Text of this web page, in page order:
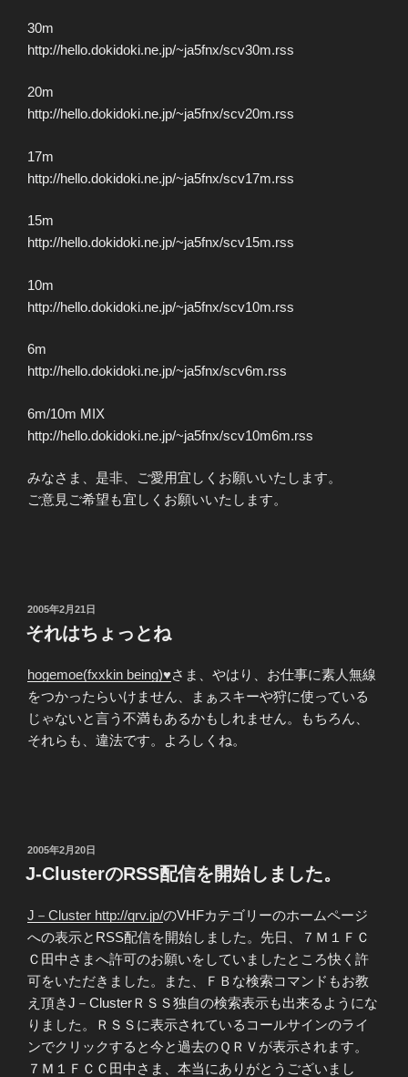
30m
http://hello.dokidoki.ne.jp/~ja5fnx/scv30m.rss
20m
http://hello.dokidoki.ne.jp/~ja5fnx/scv20m.rss
17m
http://hello.dokidoki.ne.jp/~ja5fnx/scv17m.rss
15m
http://hello.dokidoki.ne.jp/~ja5fnx/scv15m.rss
10m
http://hello.dokidoki.ne.jp/~ja5fnx/scv10m.rss
6m
http://hello.dokidoki.ne.jp/~ja5fnx/scv6m.rss
6m/10m MIX
http://hello.dokidoki.ne.jp/~ja5fnx/scv10m6m.rss
みなさま、是非、ご愛用宜しくお願いいたします。
ご意見ご希望も宜しくお願いいたします。
投
稿
日:
2005年2月21日
それはちょっとね
hogemoe(fxxkin being)♥さま、やはり、お仕事に素人無線
をつかったらいけません、まぁスキーや狩に使っている
じゃないと言う不満もあるかもしれません。もちろん、
それらも、違法です。よろしくね。
投
稿
日:
2005年2月20日
J-ClusterのRSS配信を開始しました。
J－Cluster http://qrv.jp/のVHFカテゴリーのホームページ
への表示とRSS配信を開始しました。先日、７Ｍ１ＦＣ
Ｃ田中さまへ許可のお願いをしていましたところ快く許
可をいただきました。また、ＦＢな検索コマンドもお教
え頂きJ－ClusterＲＳＳ独自の検索表示も出来るようにな
りました。ＲＳＳに表示されているコールサインのライ
ンでクリックすると今と過去のＱＲＶが表示されます。
７Ｍ１ＦＣＣ田中さま、本当にありがとうございまし